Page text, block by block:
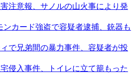
注意報、サノルの山火事により発
ンカード強盗で容疑者逮捕、銃器も
で兄弟間の暴力事件、容疑者が投
侵入事件、トイレに立て籠もった